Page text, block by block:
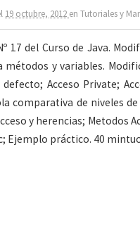
19 octubre, 2012 en Tutoriales y
17 del Curso de Java.
métodos y variables.
Acceso Private;
comparativa de niveles
y herencias; Metodos
Ejemplo práctico. 40